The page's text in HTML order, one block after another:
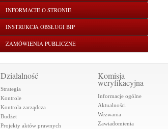
INFORMACJE O STRONIE
INSTRUKCJA OBSŁUGI BIP
ZAMÓWIENIA PUBLICZNE
Działalność
Strategia
Kontrole
Kontrola zarządcza
Budżet
Projekty aktów prawnych
Komisja
weryfikacyjna
Informacje ogólne
Aktualności
Wezwania
Zawiadomienia